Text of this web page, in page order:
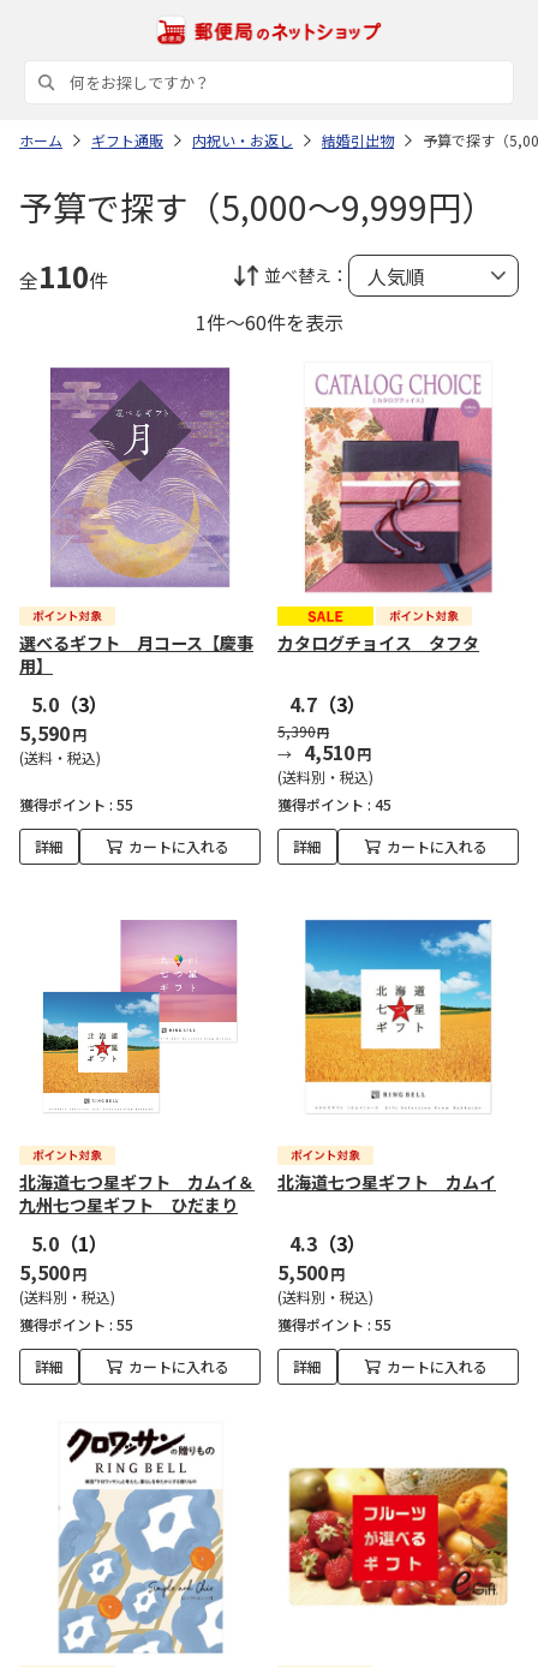
ホーム ギフト通販 内祝い・お返し 結婚引出物 予算で探す（
予算で探す（5,000～9,999円）
全110件 並べ替え：
1件～60件を表示
選べるギフト 月コース【慶事
用】
5.0 （3）
5,590円
(送料・税込)
獲得ポイント : 55
詳細 カートに入れる
カタログチョイス タフタ
4.7 （3）
5,390円
4,510円
(送料別・税込)
獲得ポイント : 45
詳細 カートに入れる
北海道七つ星ギフト カムイ＆
九州七つ星ギフト ひだまり
5.0 （1）
5,500円
(送料別・税込)
獲得ポイント : 55
詳細 カートに入れる
北海道七つ星ギフト カムイ
4.3 （3）
5,500円
(送料別・税込)
獲得ポイント : 55
詳細 カートに入れる